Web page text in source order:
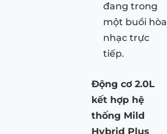
đang trong
một buổi hòa
nhạc trực
tiếp.
Động cơ 2.0L
kết hợp hệ
thống Mild
Hybrid Plus